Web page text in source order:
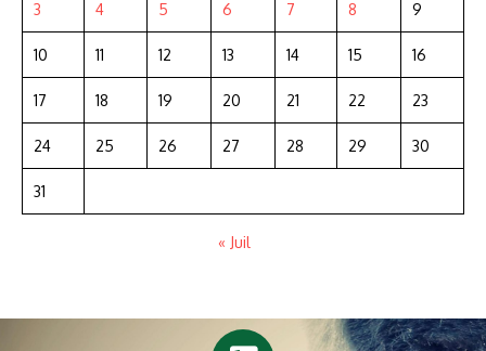
3 4 5 6 7 8 9
10 11 12 13 14 15 16
17 18 19 20 21 22 23
24 25 26 27 28 29 30
31
« Juil